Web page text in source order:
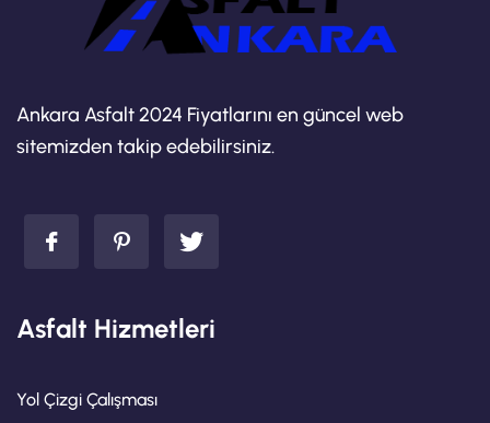
Ankara Asfalt 2024 Fiyatlarını en güncel web
sitemizden takip edebilirsiniz.
Asfalt Hizmetleri
Yol Çizgi Çalışması